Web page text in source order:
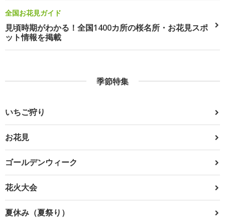
全国お花見ガイド
見頃時期がわかる！全国1400カ所の桜名所・お花見スポ
ット情報を掲載
季節特集
いちご狩り
お花見
ゴールデンウィーク
花火大会
夏休み（夏祭り）